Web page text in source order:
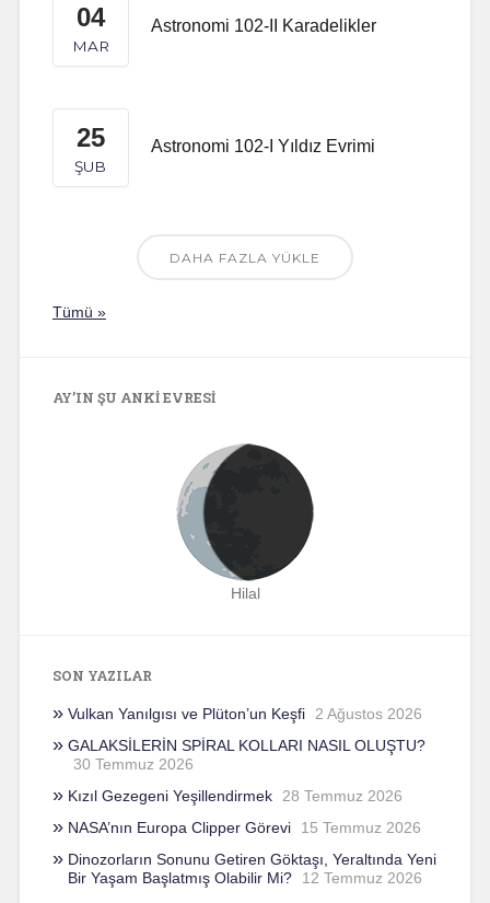
04
MAR
Astronomi 102-II Karadelikler
25
ŞUB
Astronomi 102-I Yıldız Evrimi
DAHA FAZLA YÜKLE
Tümü »
AY’IN ŞU ANKI EVRESI
Hilal
SON YAZILAR
Vulkan Yanılgısı ve Plüton’un Keşfi
2 Ağustos 2026
GALAKSİLERİN SPİRAL KOLLARI NASIL OLUŞTU?
30 Temmuz 2026
Kızıl Gezegeni Yeşillendirmek
28 Temmuz 2026
NASA’nın Europa Clipper Görevi
15 Temmuz 2026
Dinozorların Sonunu Getiren Göktaşı, Yeraltında Yeni
Bir Yaşam Başlatmış Olabilir Mi?
12 Temmuz 2026